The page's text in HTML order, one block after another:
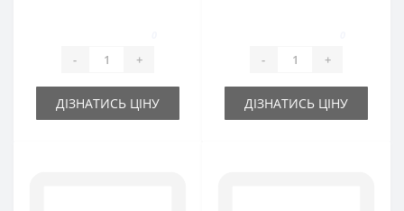
- +
ДІЗНАТИСЬ ЦІНУ
- +
ДІЗНАТИСЬ ЦІНУ